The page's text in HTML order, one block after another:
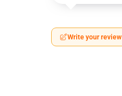
Write your review